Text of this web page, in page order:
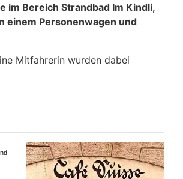
im Bereich Strandbad Im Kindli,
einem Personenwagen und
Mitfahrerin wurden dabei